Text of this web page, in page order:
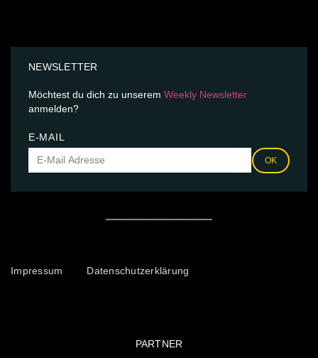
NEWSLETTER
Möchtest du dich zu unserem Weekly Newsletter
anmelden?
E-MAIL
OK
Impressum Datenschutzerklärung
PARTNER